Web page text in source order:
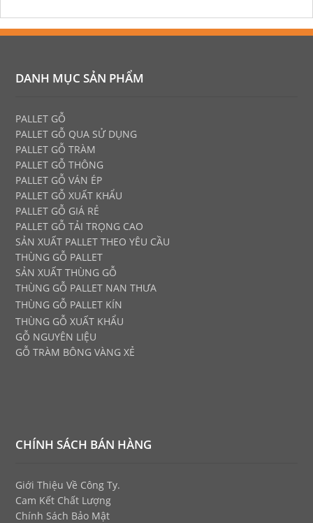
DANH MỤC SẢN PHẨM
PALLET GỖ
PALLET GỖ QUA SỬ DỤNG
PALLET GỖ TRÀM
PALLET GỖ THÔNG
PALLET GỖ VÁN ÉP
PALLET GỖ XUẤT KHẨU
PALLET GỖ GIÁ RẺ
PALLET GỖ TẢI TRỌNG CAO
SẢN XUẤT PALLET THEO YÊU CẦU
THÙNG GỖ PALLET
SẢN XUẤT THÙNG GỖ
THÙNG GỖ PALLET NAN THƯA
THÙNG GỖ PALLET KÍN
THÙNG GỖ XUẤT KHẨU
GỖ NGUYÊN LIỆU
GỖ TRÀM BÔNG VÀNG XẺ
CHÍNH SÁCH BÁN HÀNG
Giới Thiệu Về Công Ty.
Cam Kết Chất Lượng
Chính Sách Bảo Mật